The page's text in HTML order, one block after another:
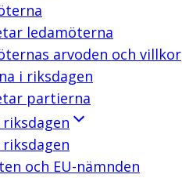
ledamöterna
arvoden och villkor
i riksdagen
partierna
och EU-nämnden